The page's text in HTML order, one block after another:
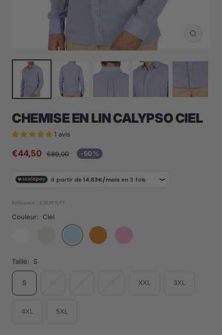
Zoom
CHEMISE EN LIN CALYPSO CIEL
1 avis
Prix
vente
€44,50
Prix
€89,00 -50%
Référence : E26201LFY
Couleur: Ciel
Taille: S
S XXL 3XL
4XL 5XL